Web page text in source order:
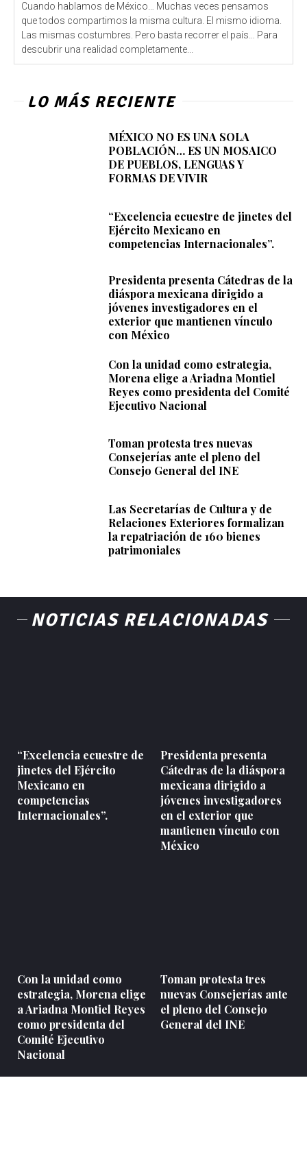
Cuando hablamos de México… Muchas veces pensamos
que todos compartimos la misma cultura. El mismo idioma.
Las mismas costumbres. Pero basta recorrer el país… Para
descubrir una realidad completamente...
LO MÁS RECIENTE
MÉXICO NO ES UNA SOLA
POBLACIÓN… ES UN MOSAICO
DE PUEBLOS, LENGUAS Y
FORMAS DE VIVIR
“Excelencia ecuestre de jinetes del
Ejército Mexicano en
competencias Internacionales”.
Presidenta presenta Cátedras de la
diáspora mexicana dirigido a
jóvenes investigadores en el
exterior que mantienen vínculo
con México
Con la unidad como estrategia,
Morena elige a Ariadna Montiel
Reyes como presidenta del Comité
Ejecutivo Nacional
Toman protesta tres nuevas
Consejerías ante el pleno del
Consejo General del INE
Las Secretarías de Cultura y de
Relaciones Exteriores formalizan
la repatriación de 160 bienes
patrimoniales
NOTICIAS RELACIONADAS
“Excelencia ecuestre de
jinetes del Ejército
Mexicano en
competencias
Internacionales”.
Presidenta presenta
Cátedras de la diáspora
mexicana dirigido a
jóvenes investigadores
en el exterior que
mantienen vínculo con
México
Con la unidad como
estrategia, Morena elige
a Ariadna Montiel Reyes
como presidenta del
Comité Ejecutivo
Nacional
Toman protesta tres
nuevas Consejerías ante
el pleno del Consejo
General del INE